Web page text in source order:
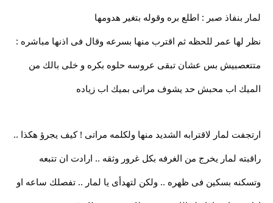
لمار بنفاذ صبر : اطلع بره وقوله بتغير هدومها
نظر لها عمر للحظه ثم اقترب منها بسرعه وقال فى اذنها مباشره :
متتعصبيش بس عشان تبقى عروسه حلوه بكره و خلى بالك من
الميك اب محبش حد يشوف مراتى بميك اب زياده
ارتجفت لمار لاقترابه الشديد منها ولكلمه مراتى ! كيف يجرؤ هكذا ..
راقبته لمار يخرج من الغرفه بكل غرور وثقه .. ارادت ان تتبعه
وتسكنه بسكين فى ظهره .. ولكن لتهدأى يا لمار .. تفصلك ساعه او